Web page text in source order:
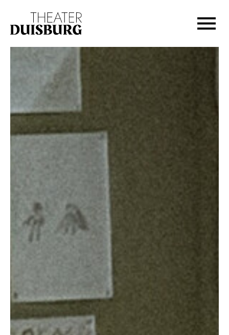
Zur Hauptnavigation springen
Zum Footer springen